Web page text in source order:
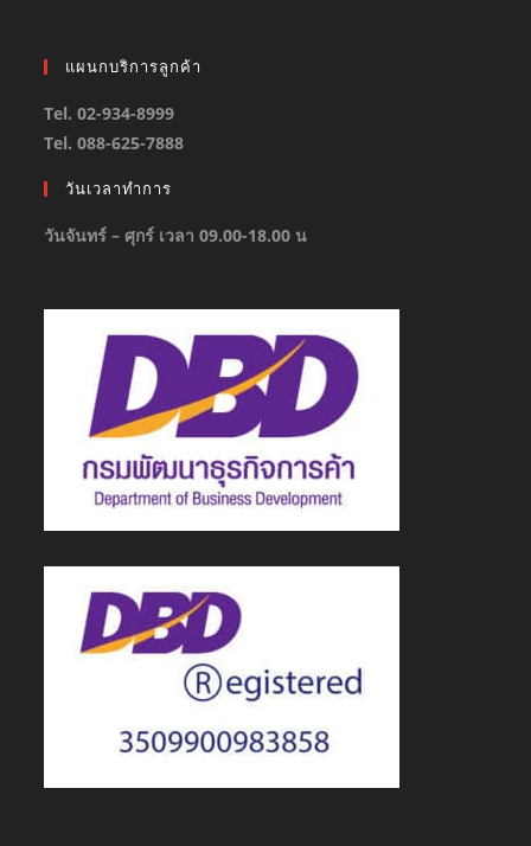
แผนกบริการลูกค้า
Tel. 02-934-8999
Tel. 088-625-7888
วันเวลาทำการ
วันจันทร์ – ศุกร์ เวลา 09.00-18.00 น